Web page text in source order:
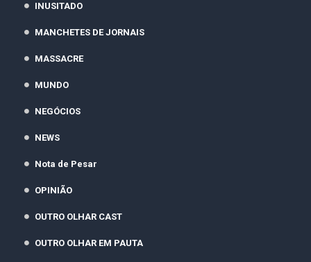
INUSITADO
MANCHETES DE JORNAIS
MASSACRE
MUNDO
NEGÓCIOS
NEWS
Nota de Pesar
OPINIÃO
OUTRO OLHAR CAST
OUTRO OLHAR EM PAUTA